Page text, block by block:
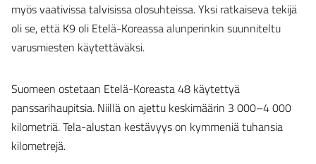
myös vaativissa talvisissa olosuhteissa. Yksi ratkaiseva tekijä
oli se, että K9 oli Etelä-Koreassa alunperinkin suunniteltu
varusmiesten käytettäväksi.
Suomeen ostetaan Etelä-Koreasta 48 käytettyä
panssarihaupitsia. Niillä on ajettu keskimäärin 3 000–4 000
kilometriä. Tela-alustan kestävyys on kymmeniä tuhansia
kilometrejä.